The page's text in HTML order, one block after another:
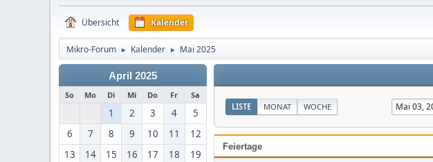
Übersicht Kalender
Mikro-Forum ► Kalender ► Mai 2025
April 2025
So Mo Di Mi Do Fr Sa
1 2 3 4
5
6
7 8 9 10 11
12
13
14 15 16 17 18
19
LISTE MONAT WOCHE
Feiertage